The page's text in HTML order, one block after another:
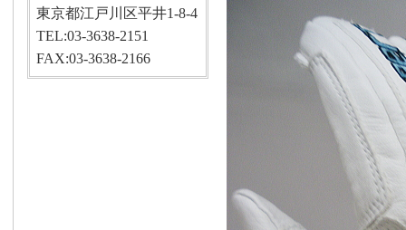
東京都江戸川区平井1-8-4
TEL:03-3638-2151
FAX:03-3638-2166